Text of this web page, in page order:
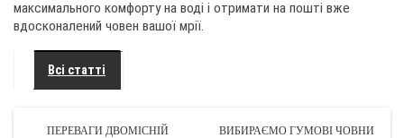
максимального комфорту на воді і отримати на пошті вже
вдосконалений човен вашої мрії.
Всі статті
ПЕРЕВАГИ ДВОМІСНІЙ
ВИБИРАЄМО ГУМОВІ ЧОВНИ